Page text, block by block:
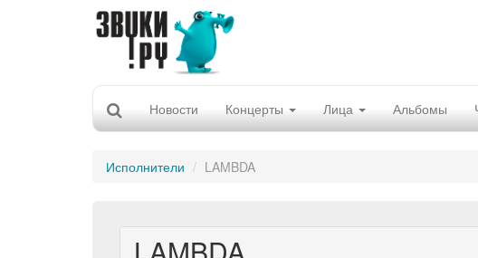
Новости Концерты Лица Альбомы
Исполнители LAMBDA